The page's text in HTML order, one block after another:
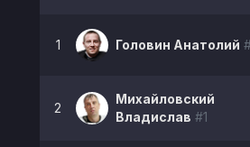
1 Головин Анатолий
2
Михайловский
Владислав #1